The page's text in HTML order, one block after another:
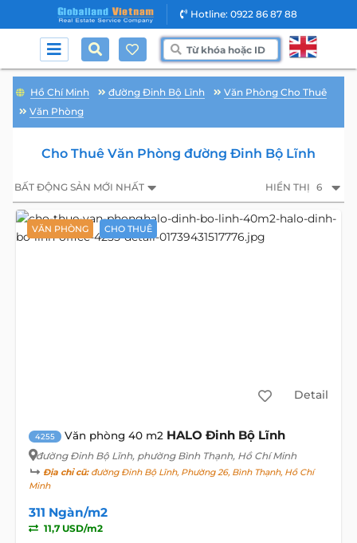
Hotline: 0922 86 87 88
Hồ Chí Minh đường Đinh Bộ Lĩnh
Văn Phòng Cho Thuê
Văn Phòng
Cho Thuê Văn Phòng đường Đinh Bộ Lĩnh
BẤT ĐỘNG SẢN MỚI NHẤT HIỂN THỊ 6
VĂN PHÒNG CHO THUÊ
Detail
4255 Văn phòng 40 m2 HALO Đinh Bộ Lĩnh
đường Đinh Bộ Lĩnh, phường Bình Thạnh, Hồ Chí Minh
Địa chỉ cũ:đường Đinh Bộ Lĩnh, Phường 26, Bình Thạnh, Hồ Chí
Minh
311 Ngàn/m2
11,7 USD/m2